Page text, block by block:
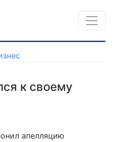
к своему
апелляцию